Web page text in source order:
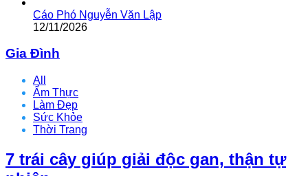
Cáo Phó Nguyễn Văn Lập
12/11/2026
Gia Đình
All
Ẩm Thực
Làm Đẹp
Sức Khỏe
Thời Trang
7 trái cây giúp giải độc gan, thận tự